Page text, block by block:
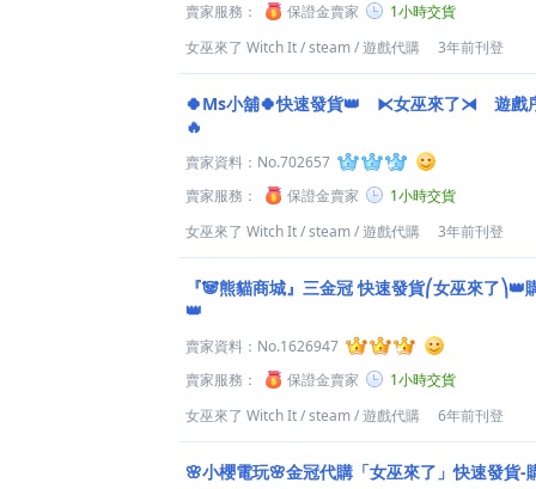
賣家服務：
保證金賣家
1小時交貨
女巫來了 Witch It/steam/遊戲代購 3年前刊登
🍀Ms小舖🍀快速發貨👑 ⧔女巫來了⧕ 遊戲
🔥
賣家資料： No.702657
賣家服務：
保證金賣家
1小時交貨
女巫來了 Witch It/steam/遊戲代購 3年前刊登
『🐼熊貓商城』三金冠 快速發貨⎛女巫來了⎞👑
👑
賣家資料： No.1626947
賣家服務：
保證金賣家
1小時交貨
女巫來了 Witch It/steam/遊戲代購 6年前刊登
🌸小櫻電玩🌸金冠代購「女巫來了」快速發貨-